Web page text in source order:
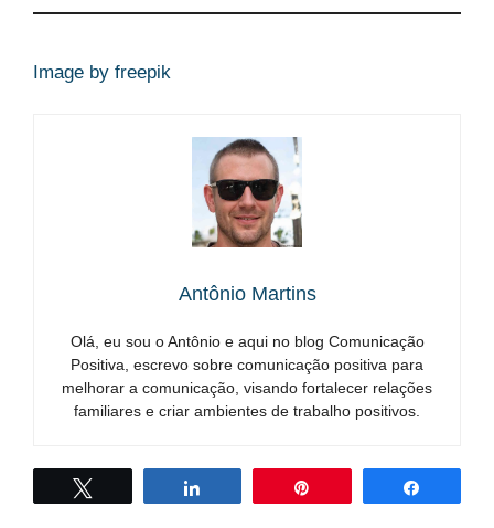
Image by freepik
Antônio Martins
Olá, eu sou o Antônio e aqui no blog Comunicação
Positiva, escrevo sobre comunicação positiva para
melhorar a comunicação, visando fortalecer relações
familiares e criar ambientes de trabalho positivos.
Compartilhar